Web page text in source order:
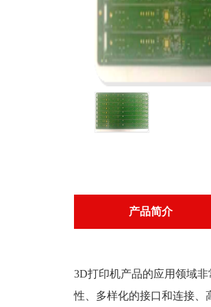
产品简介
3D打印机产品的应用领域
性、多样化的接口和连接、